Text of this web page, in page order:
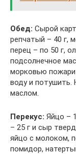
Обед: Сырой
репчатый – 40 г,
перец – по 50 г,
подсолнечное
морковью
воду и потушить.
маслом.
Перекус: Яйцо –
– 25 г и сыр
яйцо с молоком,
помидор,